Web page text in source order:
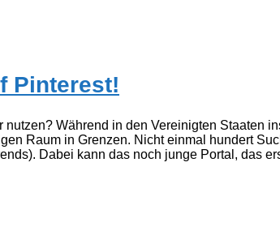
Pinterest!
Während in den Vereinigten Staaten
Raum in Grenzen. Nicht einmal hundert
Dabei kann das noch junge Portal, das